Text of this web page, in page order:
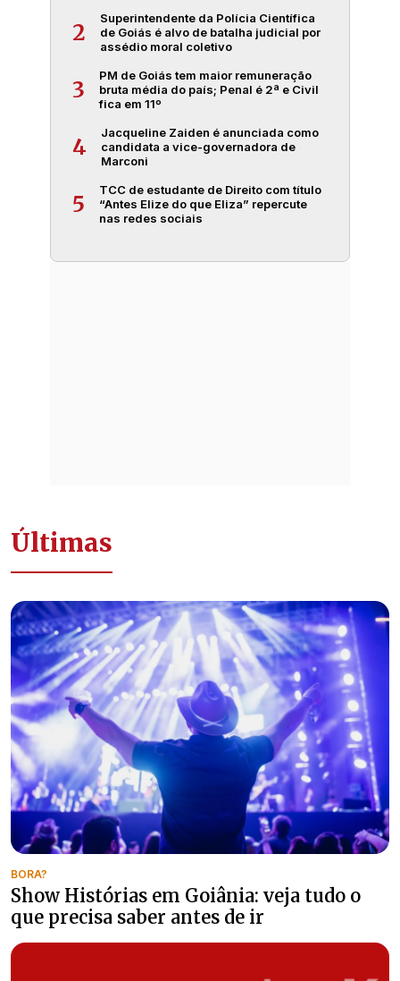
2
Superintendente da Polícia Científica
de Goiás é alvo de batalha judicial por
assédio moral coletivo
3
PM de Goiás tem maior remuneração
bruta média do país; Penal é 2ª e Civil
fica em 11º
4
Jacqueline Zaiden é anunciada como
candidata a vice-governadora de
Marconi
5
TCC de estudante de Direito com título
“Antes Elize do que Eliza” repercute
nas redes sociais
Últimas
BORA?
Show Histórias em Goiânia: veja tudo o
que precisa saber antes de ir